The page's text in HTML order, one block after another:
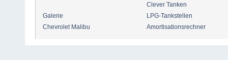
Clever Tanken
Galerie
LPG-Tankstellen
Chevrolet Malibu
Amortisationsrechner